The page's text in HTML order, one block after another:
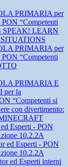
PRIMARIA per
“Competenti
SPEAK! LEARN
PRIMARIA per
“Competenti
PRIMARIA E
per la
“Competenti si
con divertimento:
Esperti - PON
10.2.2A
ed Esperti - PON
10.2.2A
ed Esperti interni